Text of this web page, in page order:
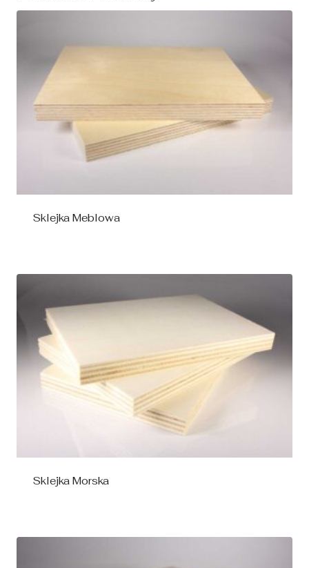
Sklejka Meblowa
Sklejka Morska